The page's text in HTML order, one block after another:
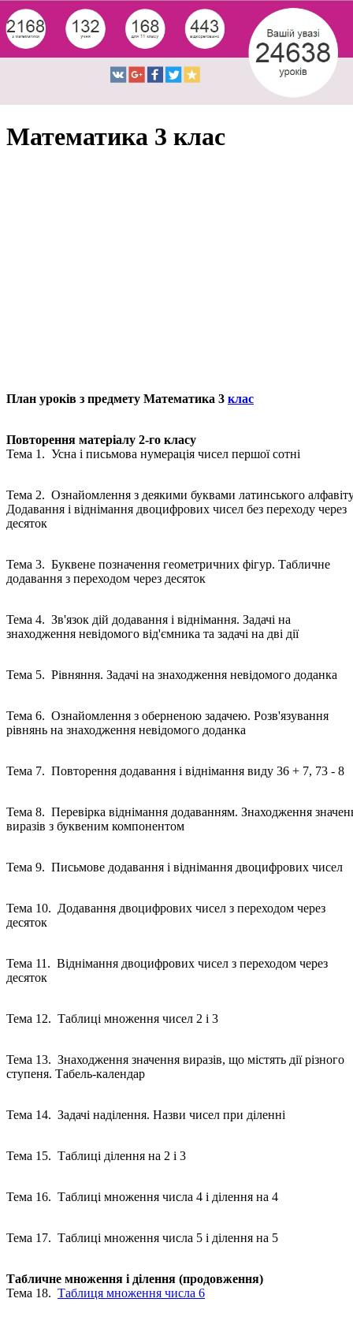
Математика 3 клас
План уроків з предмету Математика 3 клас
Повторення матеріалу 2-го класу
Тема 1. Усна і письмова нумерація чисел першої сотні
Тема 2. Ознайомлення з деякими буквами латинського
Додавання і віднімання двоцифрових чисел без переходу через
десяток
Тема 3. Буквене позначення геометричних фігур. Табличне
додавання з переходом через десяток
Тема 4. Зв'язок дій додавання і віднімання. Задачі на
знаходження невідомого від'ємника та задачі на дві дії
Тема 5. Рівняння. Задачі на знаходження невідомого доданка
Тема 6. Ознайомлення з оберненою задачею. Розв'язування
рівнянь на знаходження невідомого доданка
Тема 7. Повторення додавання і віднімання виду 36 + 7, 73 - 8
Тема 8. Перевірка віднімання додаванням. Знаходження
виразів з буквеним компонентом
Тема 9. Письмове додавання і віднімання двоцифрових
Тема 10. Додавання двоцифрових чисел з переходом через
десяток
Тема 11. Віднімання двоцифрових чисел з переходом через
десяток
Тема 12. Таблиці множення чисел 2 і 3
Тема 13. Знаходження значення виразів, що містять дії різного
ступеня. Табель-календар
Тема 14. Задачі наділення. Назви чисел при діленні
Тема 15. Таблиці ділення на 2 і 3
Тема 16. Таблиці множення числа 4 і ділення на 4
Тема 17. Таблиці множення числа 5 і ділення на 5
Табличне множення і ділення (продовження)
Тема 18. Таблиця множення числа 6